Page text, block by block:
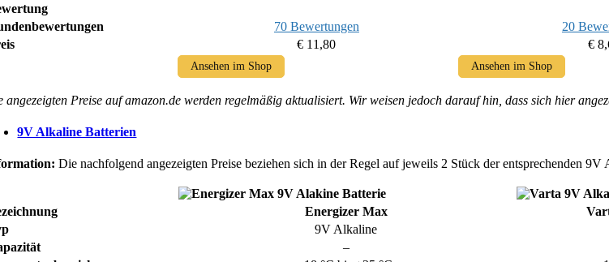
70 Bewertungen 20
€ 11,80 €
Ansehen im Shop Ansehen im Shop
angezeigten Preise auf amazon.de werden regelmäßig aktualisiert. Wir weisen jedoch darauf hin, dass sich hier
9V Alkaline Batterien
Die nachfolgend angezeigten Preise beziehen sich in der Regel auf jeweils 2 Stück der entsprechenden
Energizer Max
9V Alkaline
–